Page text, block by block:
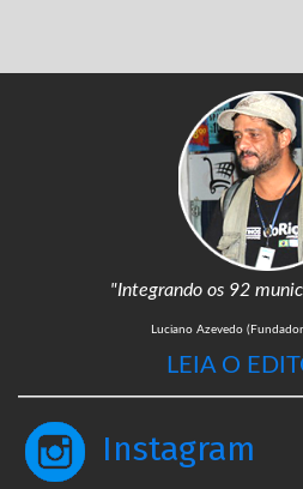
"Integrando os 92
Luciano Azevedo
LEIA O
Instagram